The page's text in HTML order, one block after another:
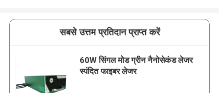
सबसे उत्तम प्रतिदान प्राप्त करें
60W सिंगल मोड ग्रीन नैनोसेकंड लेजर
स्पंदित फाइबर लेजर